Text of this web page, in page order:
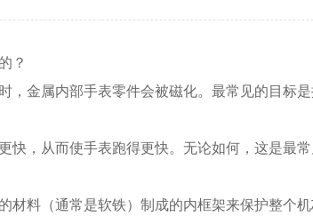
？
金属内部手表零件会被磁化。最常见的目标
，从而使手表跑得更快。无论如何，这是最
料（通常是软铁）制成的内框架来保护整个